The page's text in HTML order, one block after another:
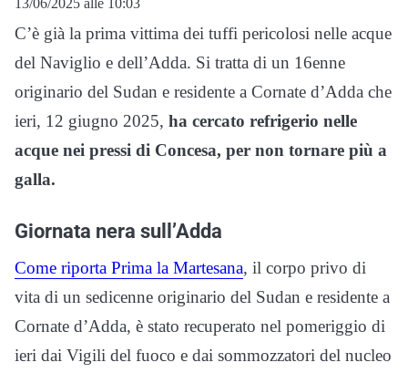
C’è già la prima vittima dei tuffi pericolosi nelle acque
del Naviglio e dell’Adda. Si tratta di un 16enne
originario del Sudan e residente a Cornate d’Adda che
ieri, 12 giugno 2025, ha cercato refrigerio nelle
acque nei pressi di Concesa, per non tornare più a
galla.
Giornata nera sull’Adda
Come riporta Prima la Martesana, il corpo privo di
vita di un sedicenne originario del Sudan e residente a
Cornate d’Adda, è stato recuperato nel pomeriggio di
ieri dai Vigili del fuoco e dai sommozzatori del nucleo